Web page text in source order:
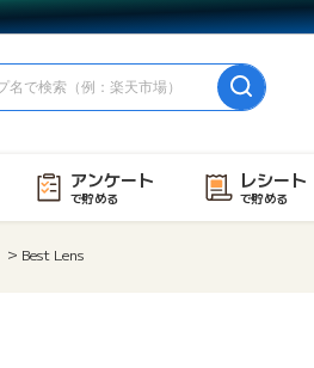
アンケート
で貯める
レシート
で貯める
Best Lens